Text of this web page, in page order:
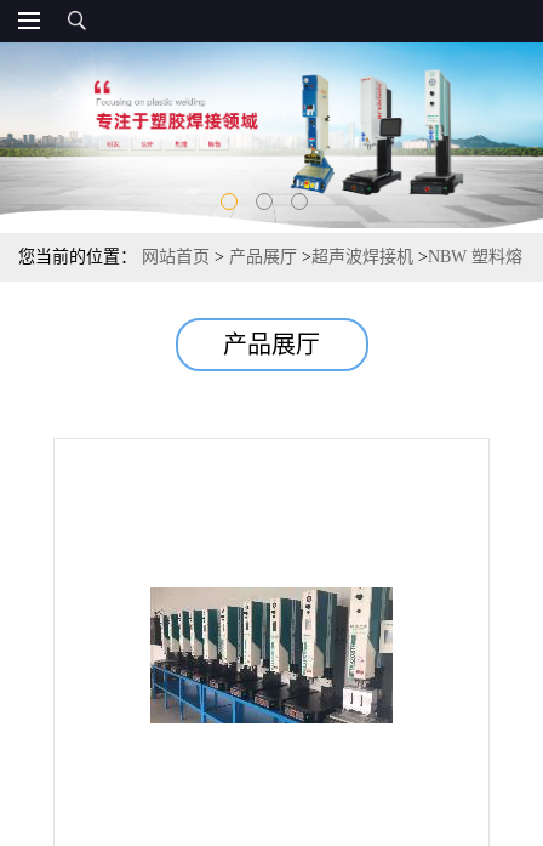
您当前的位置： 网站首页 > 产品展厅 >超声波焊接机 >NBW 塑料熔
产品展厅